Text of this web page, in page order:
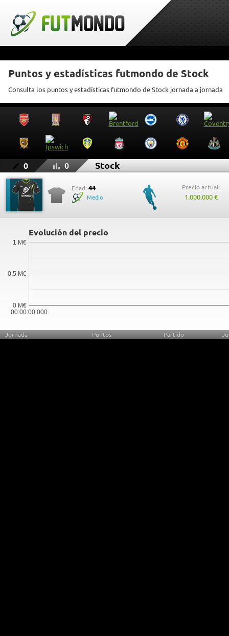
Puntos y estadísticas futmondo de Stock
Consulta los puntos y estadísticas futmondo de Stock jornada a jornada
0 0 Stock
Edad: 44
Medio
Precio actual:
1.000.000 €
Evolución del precio
00:00:00.000
0 M€
0,5 M€
1 M€
Jornada Puntos Partido